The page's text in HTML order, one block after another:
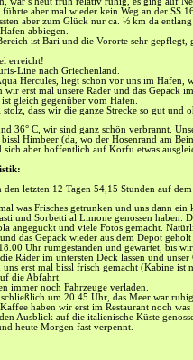
aber mal wieder kein Weg an der SS
aber zum Glück nur ca. ½ km da
abbiegen.
ist Bari und die Vororte sehr gepflegt,
erreicht!
Line nach Griechenland.
Hercules, liegt schon vor uns im Hafen,
erst mal unsere Räder und das Gepäck
gleich gegenüber vom Hafen.
dass wir die ganze Strecke so gut und
36° C, wir sind ganz schön verbrannt.
Himbeer (da, wo der Hosenrand am
sich aber hoffentlich auf Korfu etwas
letzten 12 Tagen 54,15 Stunden auf
was Frisches getrunken und uns dann
und Sorbetti al Limone genossen haben.
angeguckt und viele Fotos gemacht.
das Gepäck wieder aus dem Depot
Uhr rumgestanden und gewartet, bis
Räder im untersten Deck lassen und
erst mal bissl frisch gemacht (Kabine ist
die Abfahrt.
immer noch Fahrzeuge verladen.
um 20.45 Uhr, das Meer war
haben wir erst im Restaurant noch
Ausblick auf die italienische Küste
heute Morgen fast verpennt.